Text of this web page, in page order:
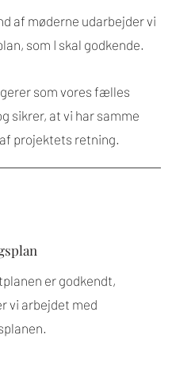
af møderne udarbejder vi
som I skal godkende.
som vores fælles
sikrer, at vi har samme
projektets retning.
er godkendt,
vi arbejdet med